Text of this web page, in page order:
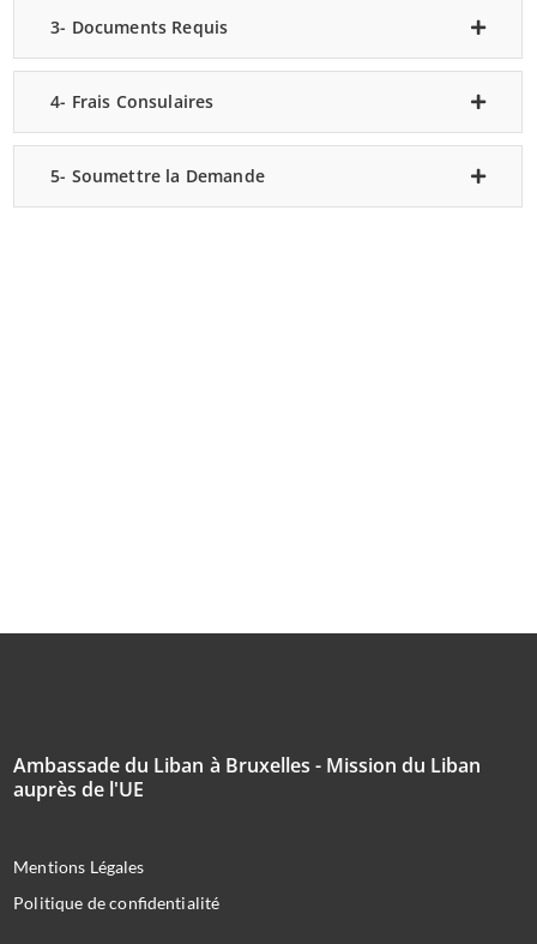
3- Documents Requis
4- Frais Consulaires
5- Soumettre la Demande
Ambassade du Liban à Bruxelles - Mission du Liban
auprès de l'UE
Mentions Légales
Politique de confidentialité